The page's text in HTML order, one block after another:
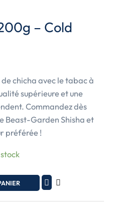
– Cold
chicha avec le tabac à
supérieure et une
Commandez dès
Beast-Garden Shisha et
préférée !